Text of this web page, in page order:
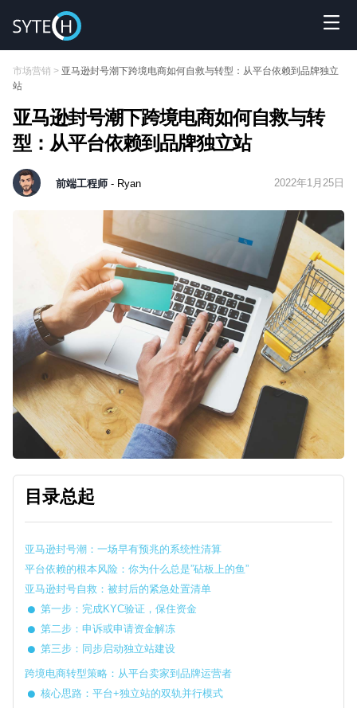
市场营销 > 亚马逊封号潮下跨境电商如何自救与转型：从平台依赖到品牌独立
站
亚马逊封号潮下跨境电商如何自救与转
型：从平台依赖到品牌独立站
前端工程师 - Ryan 2022年1月25日
目录总起
亚马逊封号潮：一场早有预兆的系统性清算
平台依赖的根本风险：你为什么总是”砧板上的鱼”
亚马逊封号自救：被封后的紧急处置清单
第一步：完成KYC验证，保住资金
第二步：申诉或申请资金解冻
第三步：同步启动独立站建设
跨境电商转型策略：从平台卖家到品牌运营者
核心思路：平台+独立站的双轨并行模式